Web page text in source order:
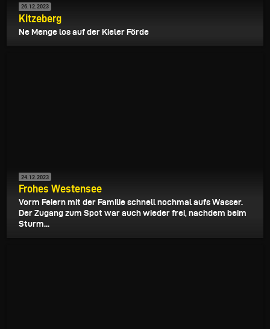
26.12.2023
Kitzeberg
Ne Menge los auf der Kieler Förde
24.12.2023
Frohes Westensee
Vorm Feiern mit der Familie schnell nochmal aufs Wasser.
Der Zugang zum Spot war auch wieder frei, nachdem beim
Sturm...